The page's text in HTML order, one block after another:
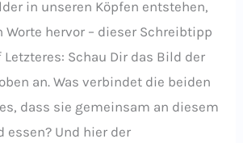
in unseren Köpfen entstehen,
hervor – dieser Schreibtipp
Schau Dir das Bild der
an. Was verbindet die beiden
dass sie gemeinsam an diesem
essen? Und hier der